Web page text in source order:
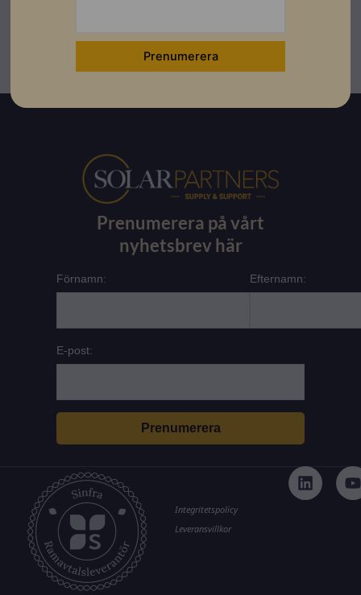
Prenumerera på vårt
nyhetsbrev här
Förnamn: Efternamn:
E-post:
L
i
n
o
u
Integritetspolicy
Leveransvillkor